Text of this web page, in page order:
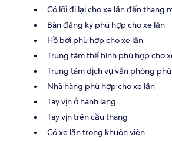
Có lối đi lại cho xe lăn đến thang
Bàn đăng ký phù hợp cho xe lăn
Hồ bơi phù hợp cho xe lăn
Trung tâm thể hình phù hợp cho
Trung tâm dịch vụ văn phòng
Nhà hàng phù hợp cho xe lăn
Tay vịn ở hành lang
Tay vịn trên cầu thang
Có xe lăn trong khuôn viên